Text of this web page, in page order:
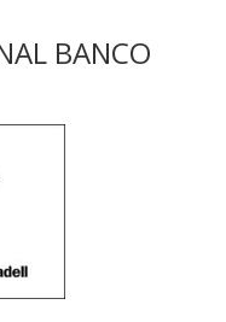
BANCO